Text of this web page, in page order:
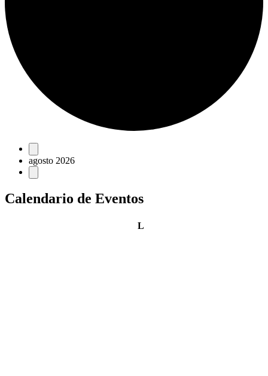
Eventos
agosto 2026
Calendario de Eventos
Llunes